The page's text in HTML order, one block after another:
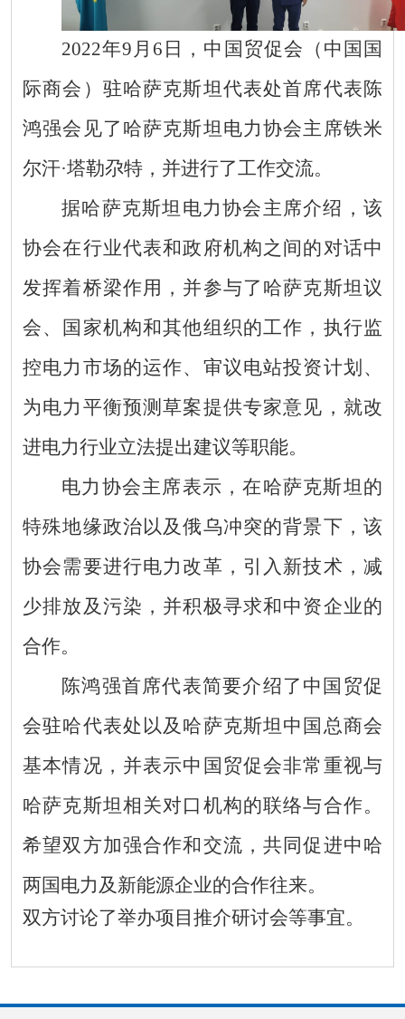
2022年9 月 6 日，中国贸促会（中国国
际商会）驻哈萨克斯坦代表处首席代表陈
鸿强会见了哈萨克斯坦电力协会主席铁米
尔汗·塔勒尕特，并进行了工作交流。
据哈萨克斯坦电力协会主席介绍，该
协会在行业代表和政府机构之间的对话中
发挥着桥梁作用，并参与了哈萨克斯坦议
会、国家机构和其他组织的工作，执行监
控电力市场的运作、审议电站投资计划、
为电力平衡预测草案提供专家意见，就改
进电力行业立法提出建议等职能。
电力协会主席表示，在哈萨克斯坦的
特殊地缘政治以及俄乌冲突的背景下，该
协会需要进行电力改革，引入新技术，减
少排放及污染，并积极寻求和中资企业的
合作。
陈鸿强首席代表简要介绍了中国贸促
会驻哈代表处以及哈萨克斯坦中国总商会
基本情况，并表示中国贸促会非常重视与
哈萨克斯坦相关对口机构的联络与合作。
希望双方加强合作和交流，共同促进中哈
两国电力及新能源企业的合作往来。
双方讨论了举办项目推介研讨会等事宜。